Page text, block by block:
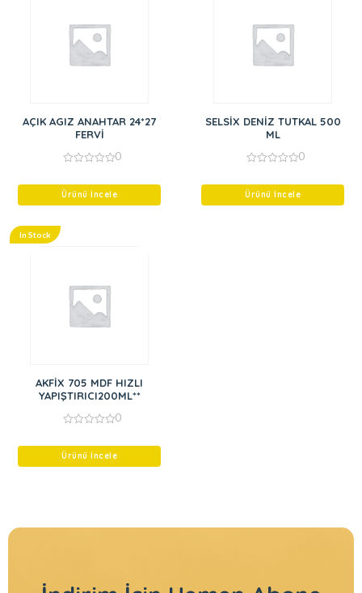
AÇIK AGIZ ANAHTAR 24*27
FERVİ
of
0
Ürünü İncele
SELSİX DENİZ TUTKAL 500
ML
of
0
Ürünü İncele
In Stock
AKFİX 705 MDF HIZLI
YAPIŞTIRICI200ML**
of
0
Ürünü İncele